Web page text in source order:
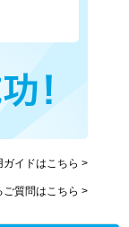
イドはこちら >
ご質問はこちら >